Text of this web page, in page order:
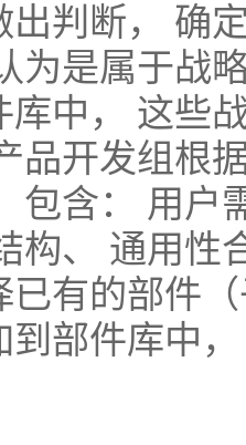
出判断， 确
为是属于战
库中， 这些
品开发组根
包含： 用户
构、 通用性
已有的部件
到部件库中